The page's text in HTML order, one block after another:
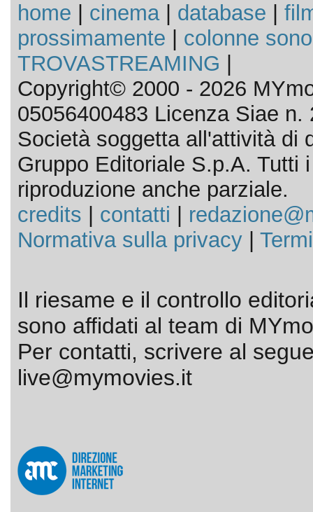
home cinema| database
prossimamente
colonne
TROVASTREAMING
Copyright© 2000 - 2026
05056400483 Licenza Siae n.
Società soggetta all'attività di
Gruppo Editoriale S.p.A. Tutti
riproduzione anche parziale.
credits
contatti
Normativa sulla privacy|
Il riesame e il controllo
sono affidati al team di
Per contatti, scrivere al
live@mymovies.it